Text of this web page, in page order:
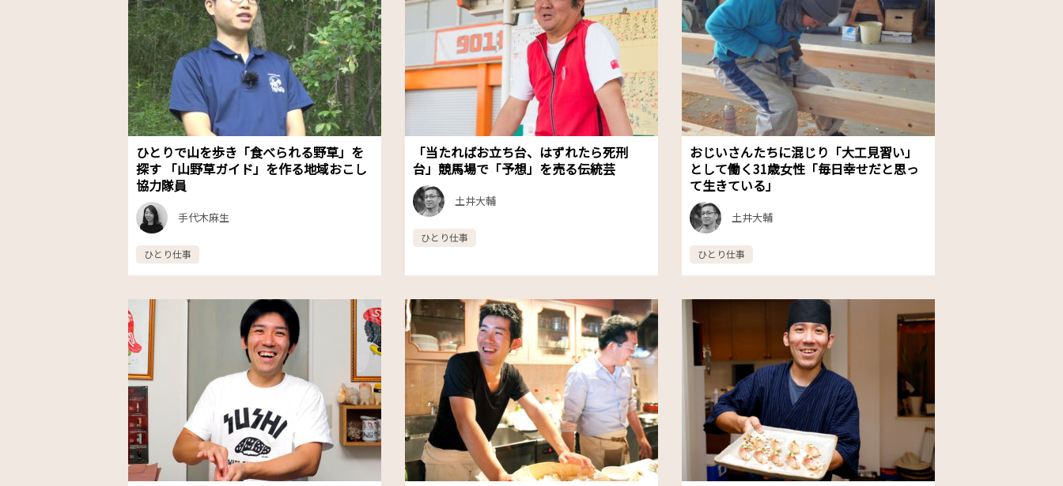
ひとりで山を歩き「食べられる野草」を
探す 「山野草ガイド」を作る地域おこし
協力隊員
手代木麻生
ひとり仕事
「当たればお立ち台、はずれたら死刑
台」競馬場で「予想」を売る伝統芸
土井大輔
ひとり仕事
おじいさんたちに混じり「大工見習い」
として働く31歳女性「毎日幸せだと思っ
て生きている」
土井大輔
ひとり仕事